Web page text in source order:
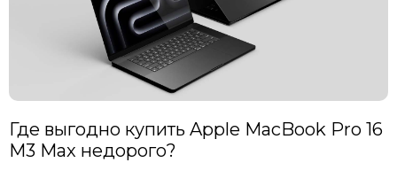
Где выгодно купить Apple MacBook Pro 16
M3 Max недорого?